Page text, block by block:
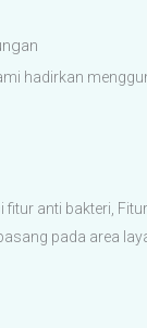
hadirkan
fitur anti bakteri,
pada area